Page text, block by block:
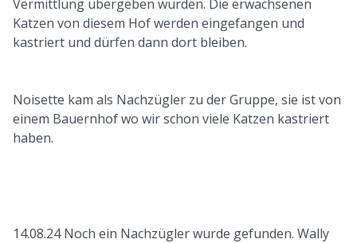
Vermittlung übergeben wurden. Die erwachsenen
Katzen von diesem Hof werden eingefangen und
kastriert und dürfen dann dort bleiben.
Noisette kam als Nachzügler zu der Gruppe, sie ist von
einem Bauernhof wo wir schon viele Katzen kastriert
haben.
14.08.24 Noch ein Nachzügler wurde gefunden. Wally